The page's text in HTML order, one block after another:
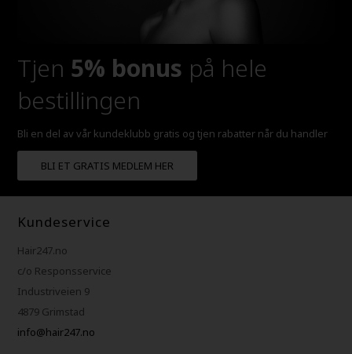
Tjen 5% bonus på hele
bestillingen
Bli en del av vår kundeklubb gratis og tjen rabatter når du handler
BLI ET GRATIS MEDLEM HER
Kundeservice
Hair247.no
c/o Responsservice
Industriveien 9
4879 Grimstad
info@hair247.no